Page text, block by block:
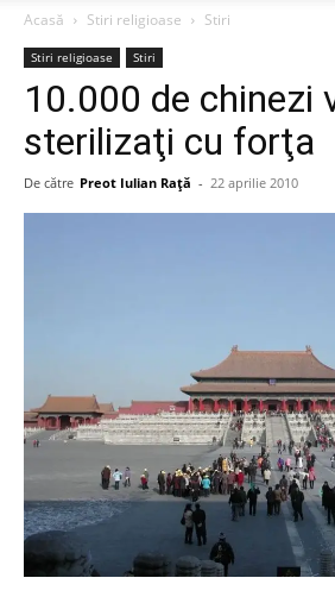
Acasă
Stiri religioase Stiri
Stiri religioase Stiri
10.000 de chinezi
sterilizaţi cu forţa
De către Preot Iulian Raţă - 22 aprilie 2010